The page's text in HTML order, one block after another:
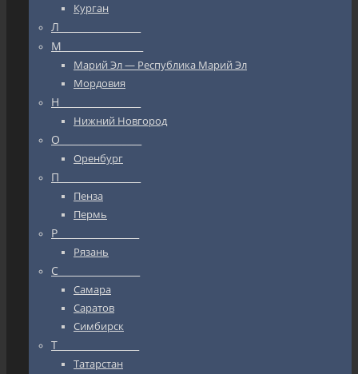
Курган
Л_________________
М_________________
Марий Эл — Республика Марий Эл
Мордовия
Н_________________
Нижний Новгород
О_________________
Оренбург
П_________________
Пенза
Пермь
Р_________________
Рязань
С_________________
Самара
Саратов
Симбирск
Т_________________
Татарстан